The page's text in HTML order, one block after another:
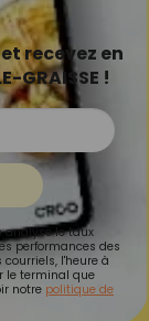
recevez en
GRAISSE !
analyse le taux
performances des
l'heure à
le terminal que
notre politique de